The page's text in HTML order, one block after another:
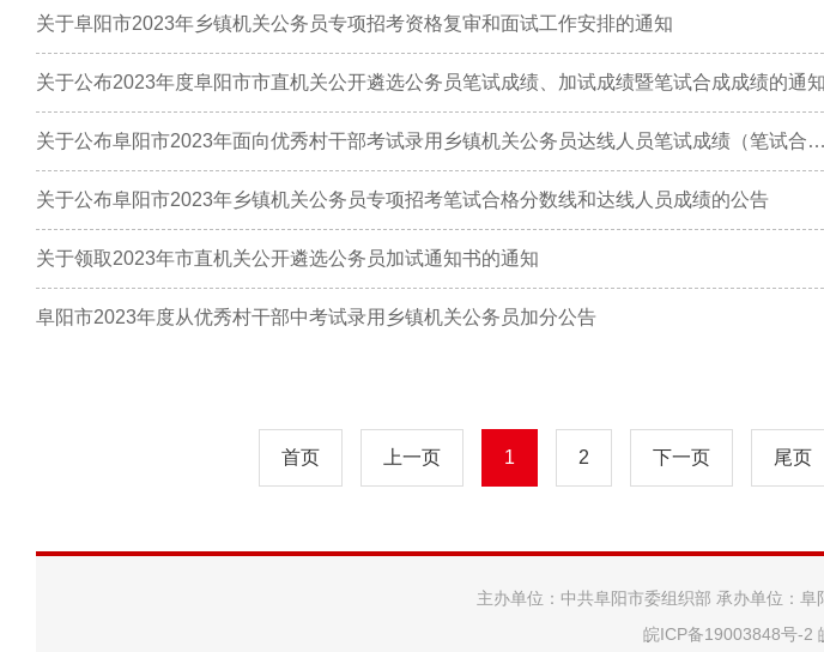
关于阜阳市2023年乡镇机关公务员专项招考资格复审和面试工作安排的通知
关于公布2023年度阜阳市市直机关公开遴选公务员笔试成绩、加试成绩暨笔试合成成绩的通知
关于公布阜阳市2023年面向优秀村干部考试录用乡镇机关公务员达线人员笔试成绩（笔试合成成绩）的公告
关于公布阜阳市2023年乡镇机关公务员专项招考笔试合格分数线和达线人员成绩的公告
关于领取2023年市直机关公开遴选公务员加试通知书的通知
阜阳市2023年度从优秀村干部中考试录用乡镇机关公务员加分公告
首页 上一页 1 2 下一页 尾页
主办单位：中共阜阳市委组织部 承办单位：
皖ICP备19003848号-2